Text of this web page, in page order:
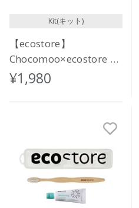
Kit(キット)
【ecostore】
Chocomoo×ecostore オ
ーラルケアセット
<GOOD DAY>
¥1,980